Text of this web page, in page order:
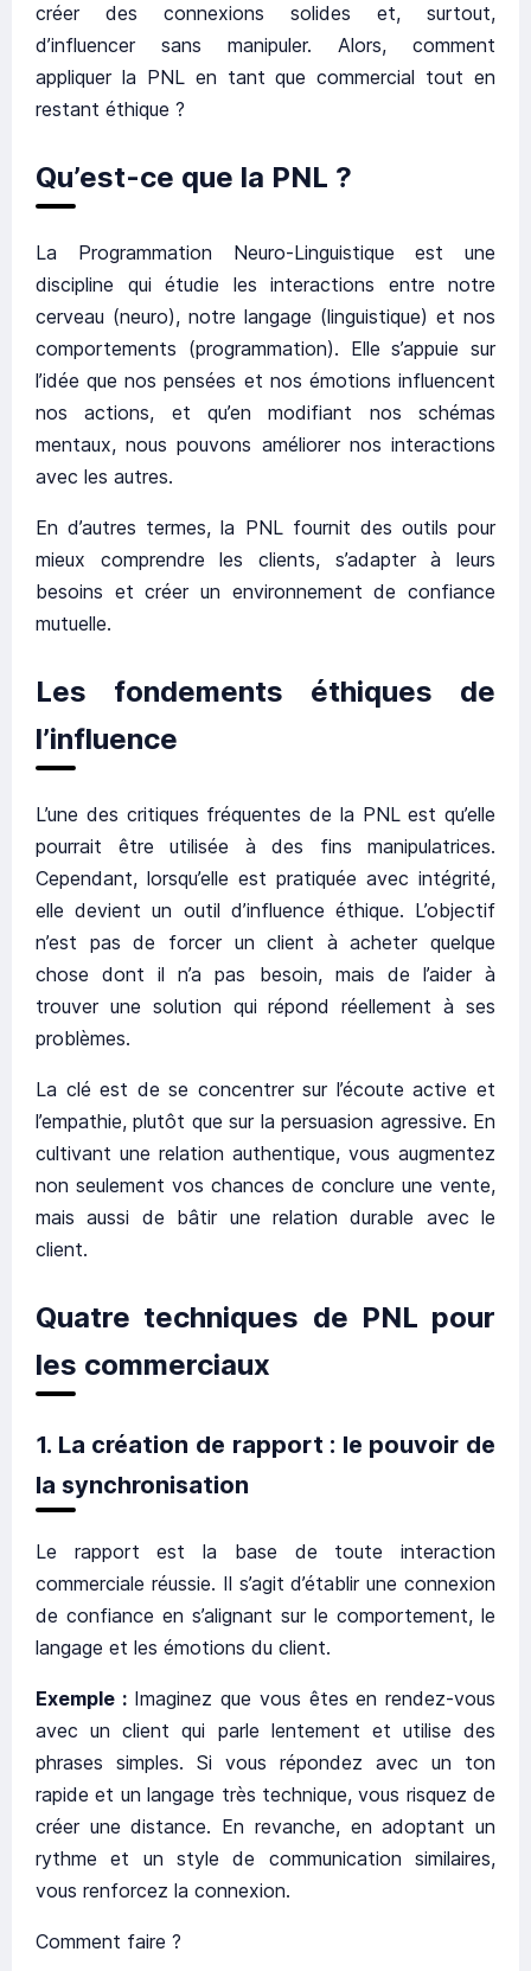
créer des connexions solides et, surtout,
d’influencer sans manipuler. Alors, comment
appliquer la PNL en tant que commercial tout en
restant éthique ?
Qu’est-ce que la PNL ?
La Programmation Neuro-Linguistique est une
discipline qui étudie les interactions entre notre
cerveau (neuro), notre langage (linguistique) et nos
comportements (programmation). Elle s’appuie sur
l’idée que nos pensées et nos émotions influencent
nos actions, et qu’en modifiant nos schémas
mentaux, nous pouvons améliorer nos interactions
avec les autres.
En d’autres termes, la PNL fournit des outils pour
mieux comprendre les clients, s’adapter à leurs
besoins et créer un environnement de confiance
mutuelle.
Les fondements éthiques de
l’influence
L’une des critiques fréquentes de la PNL est qu’elle
pourrait être utilisée à des fins manipulatrices.
Cependant, lorsqu’elle est pratiquée avec intégrité,
elle devient un outil d’influence éthique. L’objectif
n’est pas de forcer un client à acheter quelque
chose dont il n’a pas besoin, mais de l’aider à
trouver une solution qui répond réellement à ses
problèmes.
La clé est de se concentrer sur l’écoute active et
l’empathie, plutôt que sur la persuasion agressive. En
cultivant une relation authentique, vous augmentez
non seulement vos chances de conclure une vente,
mais aussi de bâtir une relation durable avec le
client.
Quatre techniques de PNL pour
les commerciaux
1. La création de rapport : le pouvoir de
la synchronisation
Le rapport est la base de toute interaction
commerciale réussie. Il s’agit d’établir une connexion
de confiance en s’alignant sur le comportement, le
langage et les émotions du client.
Exemple :Imaginez que vous êtes en rendez-vous
avec un client qui parle lentement et utilise des
phrases simples. Si vous répondez avec un ton
rapide et un langage très technique, vous risquez de
créer une distance. En revanche, en adoptant un
rythme et un style de communication similaires,
vous renforcez la connexion.
Comment faire ?